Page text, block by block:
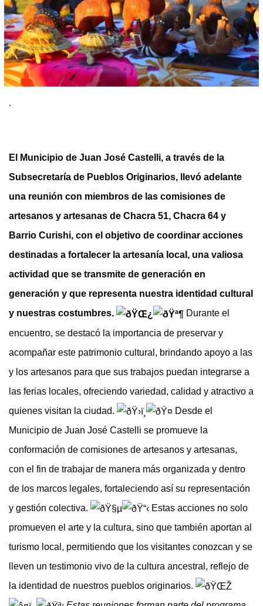
.
El Municipio de Juan José Castelli, a través de la
Subsecretaría de Pueblos Originarios, llevó adelante
una reunión con miembros de las comisiones de
artesanos y artesanas de Chacra 51, Chacra 64 y
Barrio Curishi, con el objetivo de coordinar acciones
destinadas a fortalecer la artesanía local, una valiosa
actividad que se transmite de generación en
generación y que representa nuestra identidad cultural
y nuestras costumbres.
Durante el
encuentro, se destacó la importancia de preservar y
acompañar este patrimonio cultural, brindando apoyo a las
y los artesanos para que sus trabajos puedan integrarse a
las ferias locales, ofreciendo variedad, calidad y atractivo a
quienes visitan la ciudad.
Desde el
Municipio de Juan José Castelli se promueve la
conformación de comisiones de artesanos y artesanas,
con el fin de trabajar de manera más organizada y dentro
de los marcos legales, fortaleciendo así su representación
y gestión colectiva.
Estas acciones no solo
promueven el arte y la cultura, sino que también aportan al
turismo local, permitiendo que los visitantes conozcan y se
lleven un testimonio vivo de la cultura ancestral, reflejo de
la identidad de nuestros pueblos originarios.